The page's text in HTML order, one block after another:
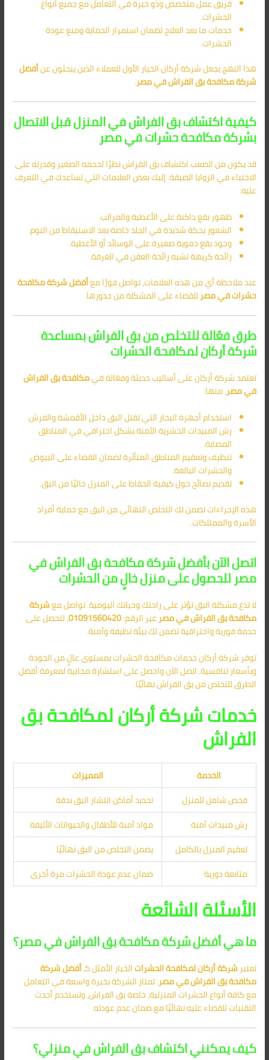
فريق عمل متخصص وذو خبرة في التعامل مع جميع أنواع
الحشرات.
خدمات ما بعد العلاج لضمان استمرار الحماية ومنع عودة
الحشرات.
هذا النهج يجعل شركة أركان الخيار الأول للعملاء الذين يبحثون عنأفضل
شركة مكافحة بق الفراش في مصر.
كيفية اكتشاف بق الفراش في المنزل قبل الاتصال
بشركة مكافحة حشرات في مصر
قد يكون من الصعب اكتشاف بق الفراش نظرًا لحجمه الصغير وقدرته على
الاختباء في الزوايا الضيقة. إليك بعض العلامات التي تساعدك في التعرف
عليه:
ظهور بقع داكنة على الأغطية والمراتب.
الشعور بحكة شديدة في الجلد خاصة بعد الاستيقاظ من النوم.
وجود بقع دموية صغيرة على الوسائد أو الأغطية.
رائحة كريهة تشبه رائحة العفن في الغرفة.
عند ملاحظة أي من هذه العلامات، تواصل فورًا معأفضل شركة مكافحة
حشرات في مصرللقضاء على المشكلة من جذورها.
طرق فعّالة للتخلص من بق الفراش بمساعدة
شركة أركان لمكافحة الحشرات
تعتمد شركة أركان على أساليب حديثة وفعّالة فيمكافحة بق الفراش
في مصر، منها:
استخدام أجهزة البخار التي تقتل البق داخل الأقمشة والفرش.
رش المبيدات الحشرية الآمنة بشكل احترافي في المناطق
المصابة.
تنظيف وتعقيم المناطق المتأثرة لضمان القضاء على البيوض
والحشرات البالغة.
تقديم نصائح حول كيفية الحفاظ على المنزل خاليًا من البق.
هذه الإجراءات تضمن لك التخلص النهائي من البق مع حماية أفراد
الأسرة والممتلكات.
اتصل الآن بأفضل شركة مكافحة بق الفراش في
مصر للحصول على منزل خالٍ من الحشرات
لا تدع مشكلة البق تؤثر على راحتك وحياتك اليومية. تواصل معشركة
مكافحة بق الفراش في مصرعبر الرقم:01091560420، لتحصل على
خدمة فورية واحترافية تضمن لك بيئة نظيفة وآمنة.
توفر شركة أركان خدمات مكافحة الحشرات بمستوى عالٍ من الجودة
وبأسعار تنافسية. اتصل الآن واحصل على استشارة مجانية لمعرفة أفضل
الطرق للتخلص من بق الفراش نهائيًا.
خدمات شركة أركان لمكافحة بق
الفراش
الخدمة
المميزات
فحص شامل للمنزل
تحديد أماكن انتشار البق بدقة
رش مبيدات آمنة
مواد آمنة للأطفال والحيوانات الأليفة
تعقيم المنزل بالكامل
يضمن التخلص من البق نهائيًا
متابعة دورية
ضمان عدم عودة الحشرات مرة أخرى
الأسئلة الشائعة
ما هي أفضل شركة مكافحة بق الفراش في مصر؟
تعتبرشركة أركان لمكافحة الحشراتالخيار الأمثل كـأفضل شركة
مكافحة بق الفراش في مصر. تمتاز الشركة بخبرة واسعة في التعامل
مع كافة أنواع الحشرات المنزلية، خاصة بق الفراش، وتستخدم أحدث
التقنيات للقضاء عليه نهائيًا مع ضمان عدم عودته.
كيف يمكنني اكتشاف بق الفراش في منزلي؟